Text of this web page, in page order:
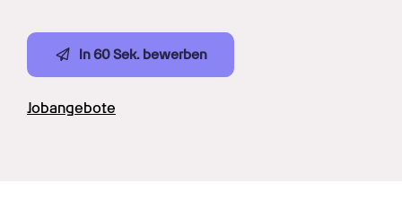
In 60 Sek. bewerben
Jobangebote